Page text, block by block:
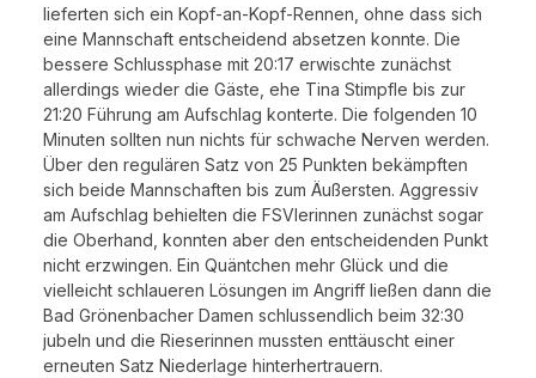
lieferten sich ein Kopf-an-Kopf-Rennen, ohne dass sich
eine Mannschaft entscheidend absetzen konnte. Die
bessere Schlussphase mit 20:17 erwischte zunächst
allerdings wieder die Gäste, ehe Tina Stimpfle bis zur
21:20 Führung am Aufschlag konterte. Die folgenden 10
Minuten sollten nun nichts für schwache Nerven werden.
Über den regulären Satz von 25 Punkten bekämpften
sich beide Mannschaften bis zum Äußersten. Aggressiv
am Aufschlag behielten die FSVlerinnen zunächst sogar
die Oberhand, konnten aber den entscheidenden Punkt
nicht erzwingen. Ein Quäntchen mehr Glück und die
vielleicht schlaueren Lösungen im Angriff ließen dann die
Bad Grönenbacher Damen schlussendlich beim 32:30
jubeln und die Rieserinnen mussten enttäuscht einer
erneuten Satz Niederlage hinterhertrauern.